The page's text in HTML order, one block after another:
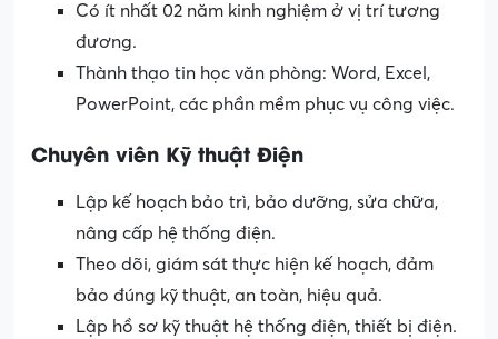
Có ít nhất 02 năm kinh nghiệm ở vị trí tương
đương.
Thành thạo tin học văn phòng: Word, Excel,
PowerPoint, các phần mềm phục vụ công việc.
Chuyên viên Kỹ thuật Điện
Lập kế hoạch bảo trì, bảo dưỡng, sửa chữa,
nâng cấp hệ thống điện.
Theo dõi, giám sát thực hiện kế hoạch, đảm
bảo đúng kỹ thuật, an toàn, hiệu quả.
Lập hồ sơ kỹ thuật hệ thống điện, thiết bị điện.